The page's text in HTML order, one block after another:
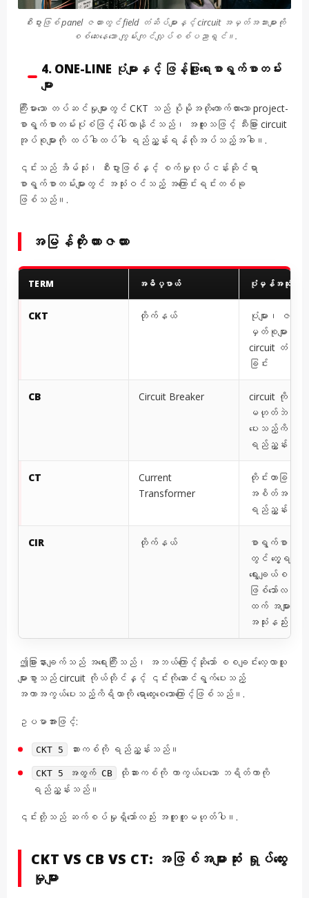
စီးပွားဖြစ် panel ဇယားတွင် field တံဆိပ်များနှင့် circuit အမှတ်အသားများကို
စစ်ဆေးနေသော ကျွမ်းကျင်လျှပ်စစ်ပညာရှင်။.
4. ONE-LINE ပုံများနှင့် ဖြန့်ဖြူးရေးစာရွက်စာတမ်း
များ
ကြီးမားသော တပ်ဆင်မှုများတွင် CKT သည် ပိုမိုအတိုကောက်ထားသော project-
စာရွက်စာတမ်းပုံစံဖြင့် ပေါ်လာနိုင်သည်၊ အထူးသဖြင့် သီးခြား circuit
အုပ်စုများကို ထပ်ခါထပ်ခါ ရည်ညွှန်းရန်လိုအပ်သည့်အခါ။.
၎င်းသည် အိမ်သုံး၊ စီးပွားဖြစ်နှင့် စက်မှုလုပ်ငန်းဆိုင်ရာ
စာရွက်စာတမ်းများတွင် အသုံးဝင်သည့် အကြောင်းရင်းတစ်ခု
ဖြစ်သည်။.
အမြန်ကိုးကားဇယား
TERM အဓိပ္ပာယ် ပုံမှန်အသုံးပြုမှု
CKT တိုက်နယ်
ပုံများ၊ ဇယားမ
မှတ်စုများတွင်
circuit တံဆိ
ခြင်း
CB Circuit Breaker
circuit ကိုယ်
မဟုတ်ဘဲ အက
ပေးသည့်ကိရိယ
ရည်ညွှန်းသ
CT
Current
Transformer
တိုင်းတာခြင်း/
အစိတ်အပိုင်
ရည်ညွှန်းသ
CIR တိုက်နယ်
စာရွက်စာတမ်
တွင် တွေ့ရသော အ
ရွေးချယ်စရာ
ဖြစ်သော်လည်း
ထက် အများအား
အသုံးနည်းသ
ဤခြားနားချက်သည် အရေးကြီးသည်၊ အဘယ်ကြောင့်ဆိုသော် စစချင်းလေ့လာသူ
များစွာသည် circuit ကိုယ်တိုင်နှင့် ၎င်းကိုဆောင်ရွက်ပေးသည့်
အကာအကွယ်ပေးသည့်ကိရိယာကို ရောထွေးစေသောကြောင့်ဖြစ်သည်။.
ဥပမာအားဖြင့်:
CKT 5 ဆားကစ်ကို ရည်ညွှန်းသည်။
CKT 5 အတွက် CB
ထိုဆားကစ်ကို ကာကွယ်ပေးသော ဘရိတ်ကာကို
ရည်ညွှန်းသည်။
၎င်းတို့သည် ဆက်စပ်မှုရှိသော်လည်း အတူတူမဟုတ်ပါ။.
CKT VS CB VS CT: အဖြစ်အများဆုံး ရှုပ်ထွေး
မှုများ